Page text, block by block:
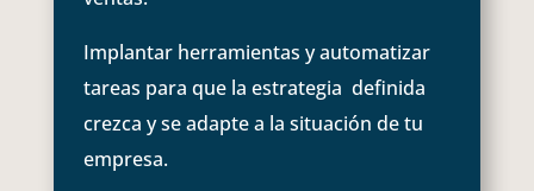
Implantar herramientas y automatizar
tareas para que la estrategia definida
crezca y se adapte a la situación de tu
empresa.